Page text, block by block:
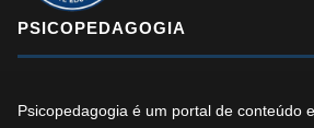
PSICOPEDAGOGIA
Psicopedagogia é um portal de conteúdo